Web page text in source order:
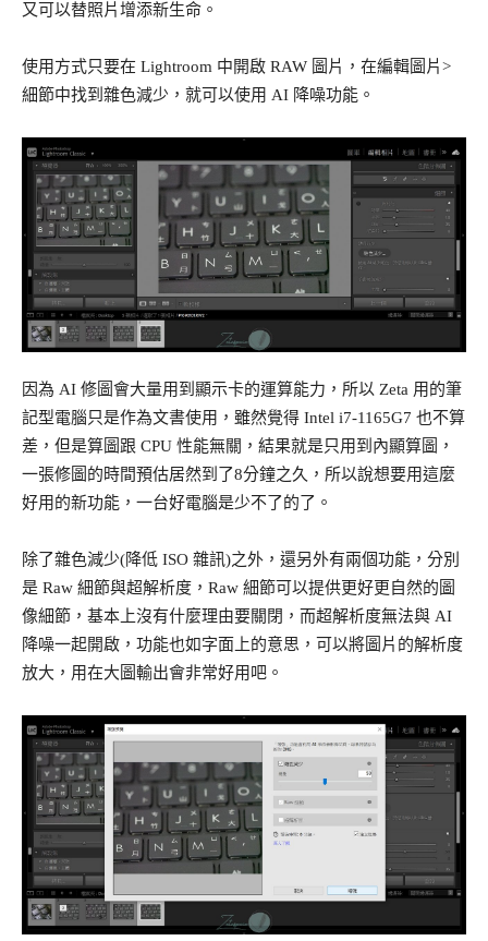
又可以替照片增添新生命。
使用方式只要在 Lightroom 中開啟 RAW 圖片，在編輯圖片>
細節中找到雜色減少，就可以使用 AI 降噪功能。
因為 AI 修圖會大量用到顯示卡的運算能力，所以 Zeta 用的筆
記型電腦只是作為文書使用，雖然覺得 Intel i7-1165G7 也不算
差，但是算圖跟 CPU 性能無關，結果就是只用到內顯算圖，
一張修圖的時間預估居然到了8分鐘之久，所以說想要用這麼
好用的新功能，一台好電腦是少不了的了。
除了雜色減少(降低 ISO 雜訊)之外，還另外有兩個功能，分別
是 Raw 細節與超解析度，Raw 細節可以提供更好更自然的圖
像細節，基本上沒有什麼理由要關閉，而超解析度無法與 AI
降噪一起開啟，功能也如字面上的意思，可以將圖片的解析度
放大，用在大圖輸出會非常好用吧。